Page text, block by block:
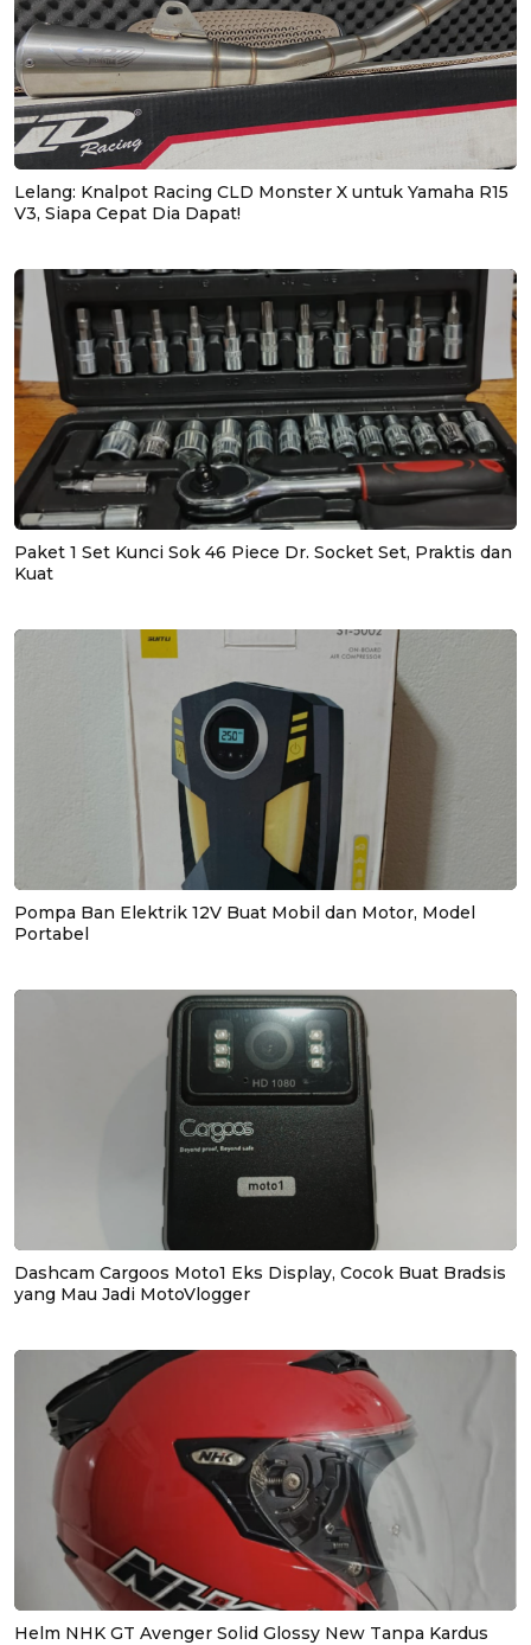
Lelang: Knalpot Racing CLD Monster X untuk Yamaha R15
V3, Siapa Cepat Dia Dapat!
Paket 1 Set Kunci Sok 46 Piece Dr. Socket Set, Praktis dan
Kuat
Pompa Ban Elektrik 12V Buat Mobil dan Motor, Model
Portabel
Dashcam Cargoos Moto1 Eks Display, Cocok Buat Bradsis
yang Mau Jadi MotoVlogger
Helm NHK GT Avenger Solid Glossy New Tanpa Kardus